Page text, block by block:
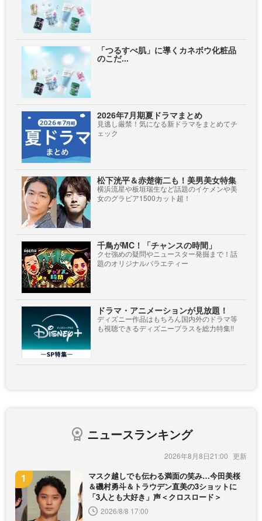
「つるすべ肌」に導くカネボウ化粧品
のこだ...
2026年7月期夏ドラマまとめ
見逃し厳禁！気になる新ドラマをまとめてチ
ェック
松下洸平＆赤楚衛二も！美男美女特集
横浜流星や板垣瑞生など話題のイケメンや美
女のグラビア1500カット超！
千鳥がMC！「チャンスの時間」
クセ強めの疑問やニュースター発掘まで！話
題のオリジナルバラエティー
ドラマ・アニメーションが見放題！
ディズニー作品はもちろん国内外のドラマ等
も視聴できるディズニープラスを総力特集!!
ニュースランキング
2026年8月8日21:00
マスク越しでも伝わる満面の笑み…今田美桜
＆磯村勇斗＆トラウデン直美の3ショットに
「3人とも大好き」声＜クロスロード＞
2026/8/8 17:00